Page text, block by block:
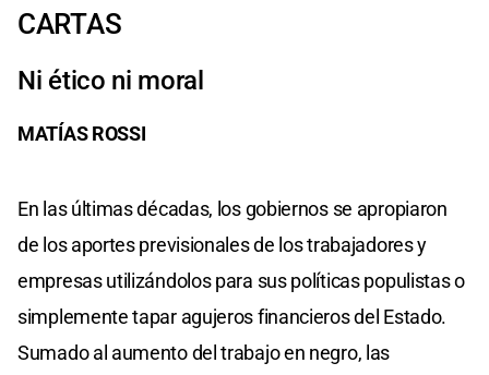
CARTAS
Ni ético ni moral
MATÍAS ROSSI
En las últimas décadas, los gobiernos se apropiaron
de los aportes previsionales de los trabajadores y
empresas utilizándolos para sus políticas populistas o
simplemente tapar agujeros financieros del Estado.
Sumado al aumento del trabajo en negro, las